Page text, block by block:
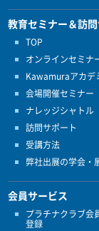
教育セミナー＆訪
TOP
オンラインセミナ
Kawamuraアカデ
会場開催セミナー
ナレッジシャトル
訪問サポート
受講方法
弊社出展の学会・
会員サービス
プラチナクラブ会
登録